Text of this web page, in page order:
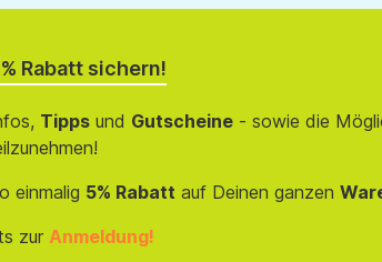
Rabatt sichern!
Tippsund Gutscheine- sowie die
einmalig 5% Rabatt auf Deinen ganzen
zur Anmeldung!